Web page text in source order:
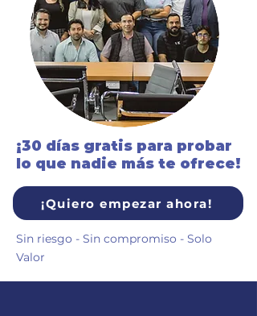
¡30 días gratis para probar
lo que nadie más te ofrece!
¡Quiero empezar ahora!
Sin riesgo - Sin compromiso - Solo
Valor